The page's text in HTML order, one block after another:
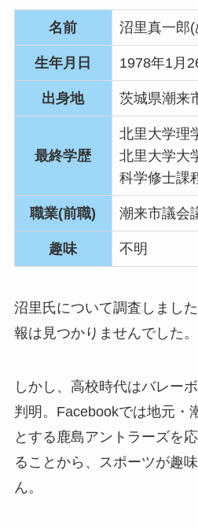
名前 沼里真一郎
生年月日 1978年1月
出身地 茨城県潮来
最終学歴
北里大学理
北里大学大
科学修士課
職業(前職) 潮来市議会
趣味 不明
沼里氏について調査しまし
報は見つかりませんでした。
しかし、高校時代はバレー
判明。Facebookでは地元・
とする鹿島アントラーズを
ることから、スポーツが趣
ん。